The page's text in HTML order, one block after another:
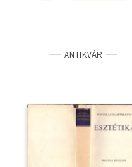
ANTIKVÁR